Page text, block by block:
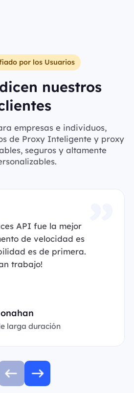
por los Usuarios
nuestros
empresas e individuos,
de Proxy Inteligente y proxy
seguros y altamente
API fue la mejor
de velocidad es
es de primera.
trabajo!
larga duración